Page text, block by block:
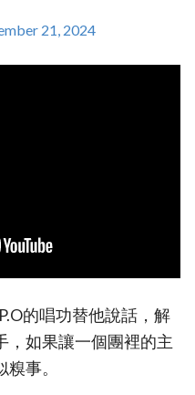
21, 2024
的唱功替他說話，解
，如果讓一個團裡的主
事。